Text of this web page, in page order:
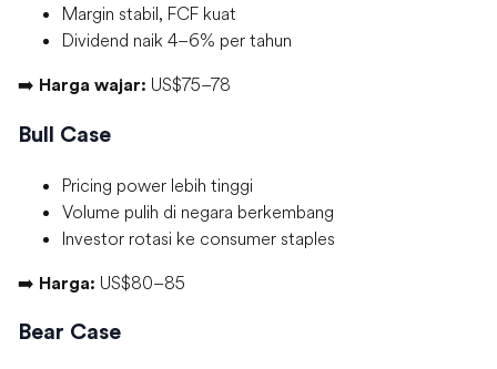
Margin stabil, FCF kuat
Dividend naik 4–6% per tahun
➡️ Harga wajar: US$75–78
Bull Case
Pricing power lebih tinggi
Volume pulih di negara berkembang
Investor rotasi ke consumer staples
➡️ Harga: US$80–85
Bear Case